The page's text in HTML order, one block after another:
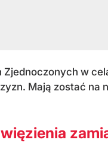
Zjednoczonych w
Mają zostać na